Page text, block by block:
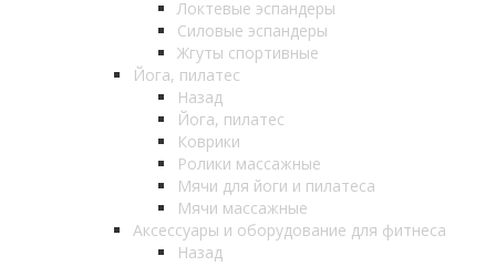
Локтевые эспандеры
Силовые эспандеры
Жгуты спортивные
Йога, пилатес
Назад
Йога, пилатес
Коврики
Ролики массажные
Мячи для йоги и пилатеса
Мячи массажные
Аксессуары и оборудование для фитнеса
Назад